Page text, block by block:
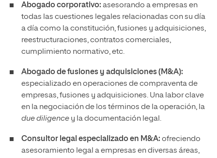
Abogado corporativo: asesorando a empresas en
todas las cuestiones legales relacionadas con su día
a día como la constitución, fusiones y adquisiciones,
reestructuraciones, contratos comerciales,
cumplimiento normativo, etc.
Abogado de fusiones y adquisiciones (M&A):
especializado en operaciones de compraventa de
empresas, fusiones y adquisiciones. Una labor clave
en la negociación de los términos de la operación, la
due diligence y la documentación legal.
Consultor legal especializado en M&A: ofreciendo
asesoramiento legal a empresas en diversas áreas,